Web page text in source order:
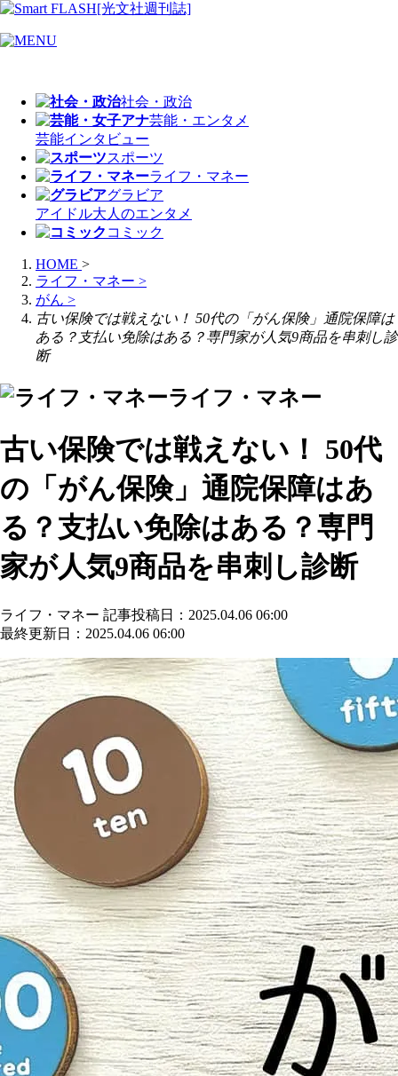
社会・政治
芸能・エンタメ
芸能インタビュー
スポーツ
ライフ・マネー
グラビア
アイドル大人のエンタメ
コミック
HOME >
ライフ・マネー >
がん >
古い保険では戦えない！ 50代の「がん保険」通院保障は
ある？支払い免除はある？専門家が人気9商品を串刺し診
断
ライフ・マネー
古い保険では戦えない！ 50代
の「がん保険」通院保障はあ
る？支払い免除はある？専門
家が人気9商品を串刺し診断
ライフ・マネー 記事投稿日：2025.04.06 06:00
最終更新日：2025.04.06 06:00